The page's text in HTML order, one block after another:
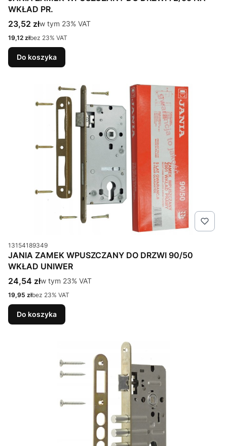
WKŁAD PR.
Cena brutto
23,52 złw tym %s VAT
w tym 23% VAT
Cena netto
19,12 złbez 23% VAT
Do koszyka
Kod produktu
13154189349
JANIA ZAMEK WPUSZCZANY DO DRZWI 90/50
WKŁAD UNIWER
Cena brutto
24,54 złw tym %s VAT
w tym 23% VAT
Cena netto
19,95 złbez 23% VAT
Do koszyka